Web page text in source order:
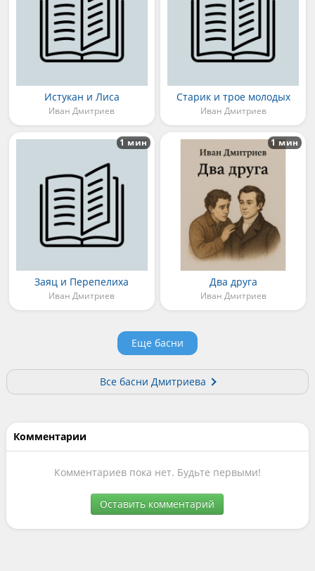
Истукан и Лиса
Иван Дмитриев
Старик и трое молодых
Иван Дмитриев
Заяц и Перепелиха
Иван Дмитриев
1 мин
Два друга
Иван Дмитриев
1 мин
Еще басни
Все басни Дмитриева
Комментарии
Комментариев пока нет. Будьте первыми!
Оставить комментарий